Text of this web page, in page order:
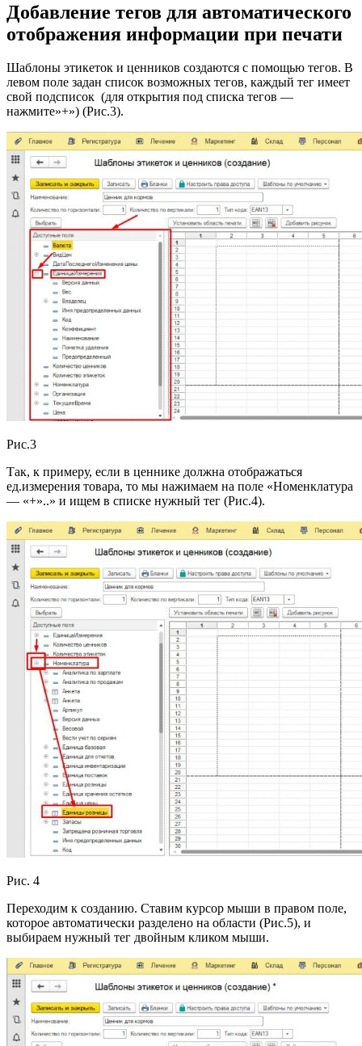
Добавление тегов для автоматического
отображения информации при печати
Шаблоны этикеток и ценников создаются с помощью тегов. В
левом поле задан список возможных тегов, каждый тег имеет
свой подсписок (для открытия под списка тегов —
нажмите»+») (Рис.3).
Рис.3
Так, к примеру, если в ценнике должна отображаться
ед.измерения товара, то мы нажимаем на поле «Номенклатура
— «+»..» и ищем в списке нужный тег (Рис.4).
Рис. 4
Переходим к созданию. Ставим курсор мыши в правом поле,
которое автоматически разделено на области (Рис.5), и
выбираем нужный тег двойным кликом мыши.